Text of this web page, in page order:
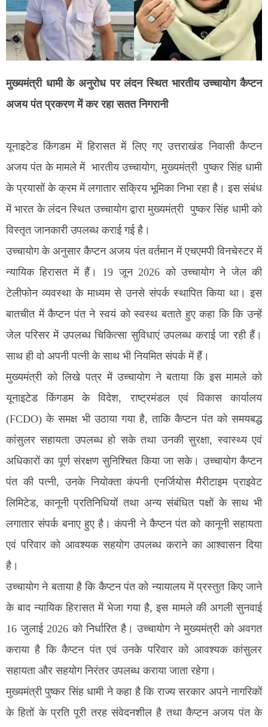
मुख्यमंत्री धामी के अनुरोध पर लंदन स्थित भारतीय उच्चायोग कैप्टन
अजय पंत प्रकरण में कर रहा सतत निगरानी
यूनाइटेड किंगडम में हिरासत में लिए गए उत्तराखंड निवासी कैप्टन
अजय पंत के मामले में भारतीय उच्चायोग, मुख्यमंत्री पुष्कर सिंह धामी
के प्रयासों के क्रम में लगातार सक्रिय भूमिका निभा रहा है। इस संबंध
में भारत के लंदन स्थित उच्चायोग द्वारा मुख्यमंत्री पुष्कर सिंह धामी को
विस्तृत जानकारी उपलब्ध कराई गई है।
उच्चायोग के अनुसार कैप्टन अजय पंत वर्तमान में एचएमपी विनचेस्टर में
न्यायिक हिरासत में हैं। 19 जून 2026 को उच्चायोग ने जेल की
टेलीफोन व्यवस्था के माध्यम से उनसे संपर्क स्थापित किया था। इस
बातचीत में कैप्टन पंत ने स्वयं को स्वस्थ बताते हुए कहा कि कि उन्हें
जेल परिसर में उपलब्ध चिकित्सा सुविधाएं उपलब्ध कराई जा रही हैं।
साथ ही वो अपनी पत्नी के साथ भी नियमित संपर्क में हैं।
मुख्यमंत्री को लिखे पत्र में उच्चायोग ने बताया कि इस मामले को
यूनाइटेड किंगडम के विदेश, राष्ट्रमंडल एवं विकास कार्यालय
(FCDO) के समक्ष भी उठाया गया है, ताकि कैप्टन पंत को समयबद्ध
कांसुलर सहायता उपलब्ध हो सके तथा उनकी सुरक्षा, स्वास्थ्य एवं
अधिकारों का पूर्ण संरक्षण सुनिश्चित किया जा सके। उच्चायोग कैप्टन
पंत की पत्नी, उनके नियोक्ता कंपनी एनर्जियोस मैरीटाइम प्राइवेट
लिमिटेड, कानूनी प्रतिनिधियों तथा अन्य संबंधित पक्षों के साथ भी
लगातार संपर्क बनाए हुए है। कंपनी ने कैप्टन पंत को कानूनी सहायता
एवं परिवार को आवश्यक सहयोग उपलब्ध कराने का आश्वासन दिया
है।
उच्चायोग ने बताया है कि कैप्टन पंत को न्यायालय में प्रस्तुत किए जाने
के बाद न्यायिक हिरासत में भेजा गया है, इस मामले की अगली सुनवाई
16 जुलाई 2026 को निर्धारित है। उच्चायोग ने मुख्यमंत्री को अवगत
कराया है कि कैप्टन पंत एवं उनके परिवार को आवश्यक कांसुलर
सहायता और सहयोग निरंतर उपलब्ध कराया जाता रहेगा।
मुख्यमंत्री पुष्कर सिंह धामी ने कहा है कि राज्य सरकार अपने नागरिकों
के हितों के प्रति पूरी तरह संवेदनशील है तथा कैप्टन अजय पंत के